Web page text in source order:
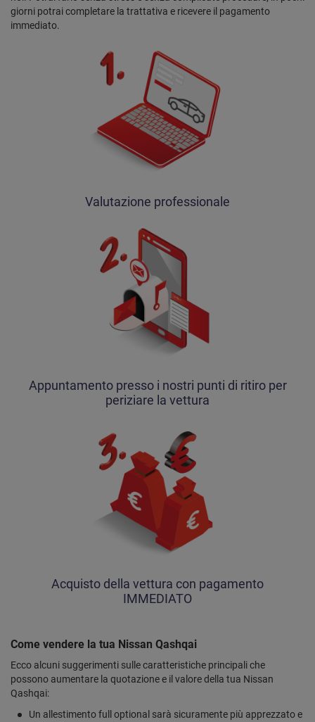
giorni potrai completare la trattativa e ricevere il pagamento
immediato.
Valutazione professionale
Appuntamento presso i nostri punti di ritiro per
periziare la vettura
Acquisto della vettura con pagamento
IMMEDIATO
Come vendere la tua Nissan Qashqai
Ecco alcuni suggerimenti sulle caratteristiche principali che
possono aumentare la quotazione e il valore della tua Nissan
Qashqai:
Un allestimento full optional sarà sicuramente più apprezzato e